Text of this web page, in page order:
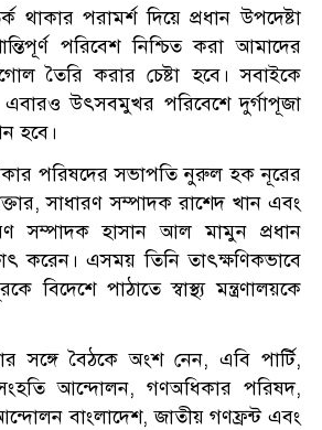
থাকার পরামর্শ দিয়ে প্রধান উপদেষ্টা
পরিবেশ নিশ্চিত করা আমাদের
তৈরি করার চেষ্টা হবে। সবাইকে
উৎসবমুখর পরিবেশে দুর্গাপূজা
হবে।
পরিষদের সভাপতি নুরুল হক নূরের
সাধারণ সম্পাদক রাশেদ খান এবং
সম্পাদক হাসান আল মামুন প্রধান
করেন। এসময় তিনি তাৎক্ষণিকভাবে
বিদেশে পাঠাতে স্বাস্থ্য মন্ত্রণালয়কে
সঙ্গে বৈঠকে অংশ নেন, এবি পার্টি,
আন্দোলন, গণঅধিকার পরিষদ,
বাংলাদেশ, জাতীয় গণফ্রন্ট এবং